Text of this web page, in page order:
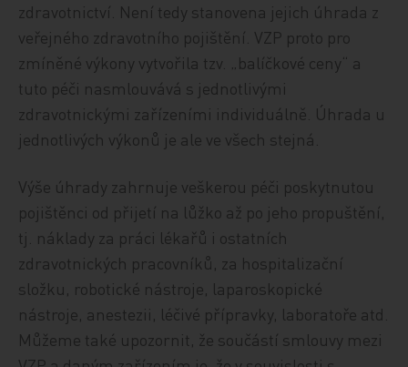
zdravotnictví. Není tedy stanovena jejich úhrada z
veřejného zdravotního pojištění. VZP proto pro
zmíněné výkony vytvořila tzv. „balíčkové ceny“ a
tuto péči nasmlouvává s jednotlivými
zdravotnickými zařízeními individuálně. Úhrada u
jednotlivých výkonů je ale ve všech stejná.
Výše úhrady zahrnuje veškerou péči poskytnutou
pojištěnci od přijetí na lůžko až po jeho propuštění,
tj. náklady za práci lékařů i ostatních
zdravotnických pracovníků, za hospitalizační
složku, robotické nástroje, laparoskopické
nástroje, anestezii, léčivé přípravky, laboratoře atd.
Můžeme také upozornit, že součástí smlouvy mezi